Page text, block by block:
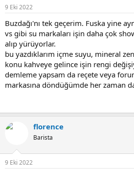
9 Eki 2022
Buzdağı'nı tek geçerim. Fuska yine
vs gibi su markaları işin daha çok
alıp yürüyorlar.
bu yazdıklarım içme suyu, mineral
konu kahveye gelince işin rengi
demleme yapsam da reçete veya
markasına döndüğümde her zaman
florence
Barista
9 Eki 2022